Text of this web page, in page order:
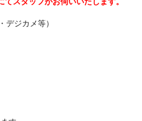
ジカメ等）